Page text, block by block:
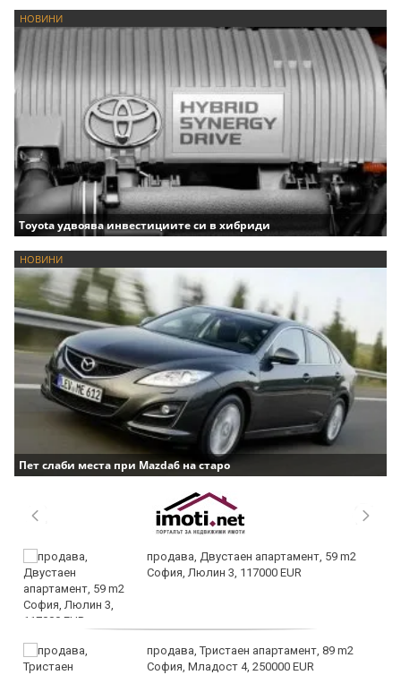
НОВИНИ
Toyota удвоява инвестициите си в хибриди
НОВИНИ
Пет слаби места при Mazda6 на старо
продава, Двустаен апартамент, 59 m2
София, Люлин 3, 117000 EUR
продава, Тристаен апартамент, 89 m2
София, Младост 4, 250000 EUR